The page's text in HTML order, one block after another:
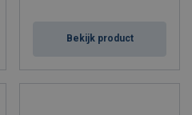
Bekijk product